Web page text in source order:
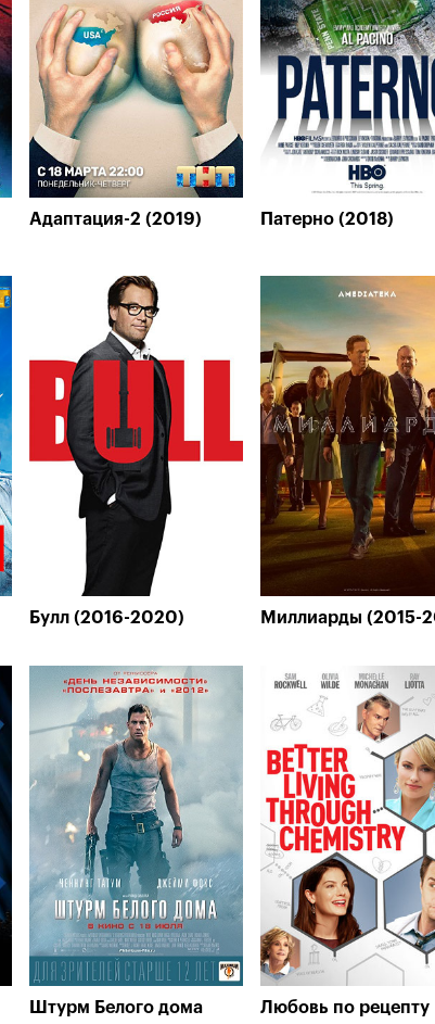
Адаптация-2 (2019) Патерно (2018)
Булл (2016-2020) Миллиарды (2015-
Штурм Белого дома
Любовь по рецепту